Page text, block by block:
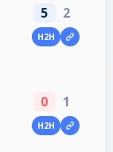
5 2
H2H
0 1
H2H